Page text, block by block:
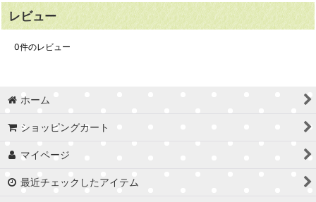
レビュー
0件のレビュー
ホーム
ショッピングカート
マイページ
最近チェックしたアイテム